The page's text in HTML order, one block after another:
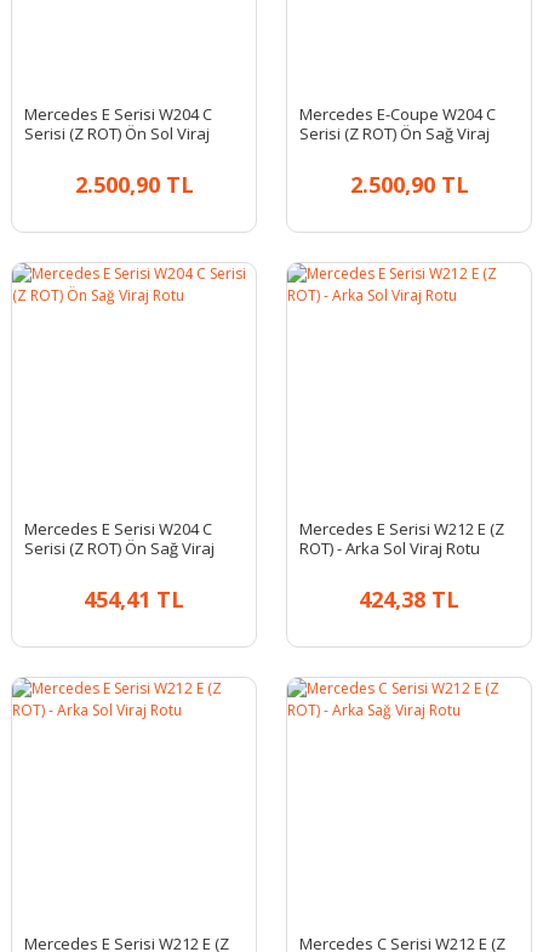
Mercedes E Serisi W204 C
Serisi (Z ROT) Ön Sol Viraj
2.500,90 TL
Mercedes E-Coupe W204 C
Serisi (Z ROT) Ön Sağ Viraj
2.500,90 TL
Mercedes E Serisi W204 C
Serisi (Z ROT) Ön Sağ Viraj
454,41 TL
Mercedes E Serisi W212 E (Z
ROT) - Arka Sol Viraj Rotu
424,38 TL
Mercedes E Serisi W212 E (Z
Mercedes C Serisi W212 E (Z